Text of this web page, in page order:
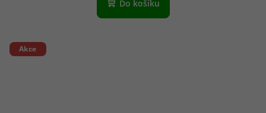
Do košíku
Akce